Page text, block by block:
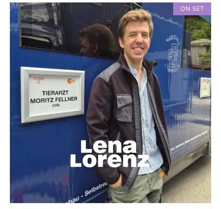
ON SET